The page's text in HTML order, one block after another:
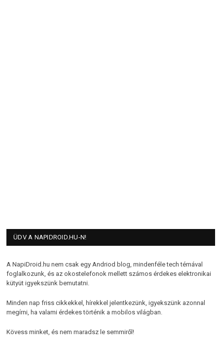
ÜDV A NAPIDROID.HU-N!
A NapiDroid.hu nem csak egy Andriod blog, mindenféle tech témával
foglalkozunk, és az okostelefonok mellett számos érdekes elektronikai
kütyüt igyekszünk bemutatni.
Minden nap friss cikkekkel, hírekkel jelentkezünk, igyekszünk azonnal
megírni, ha valami érdekes történik a mobilos világban.
Kövess minket, és nem maradsz le semmiről!